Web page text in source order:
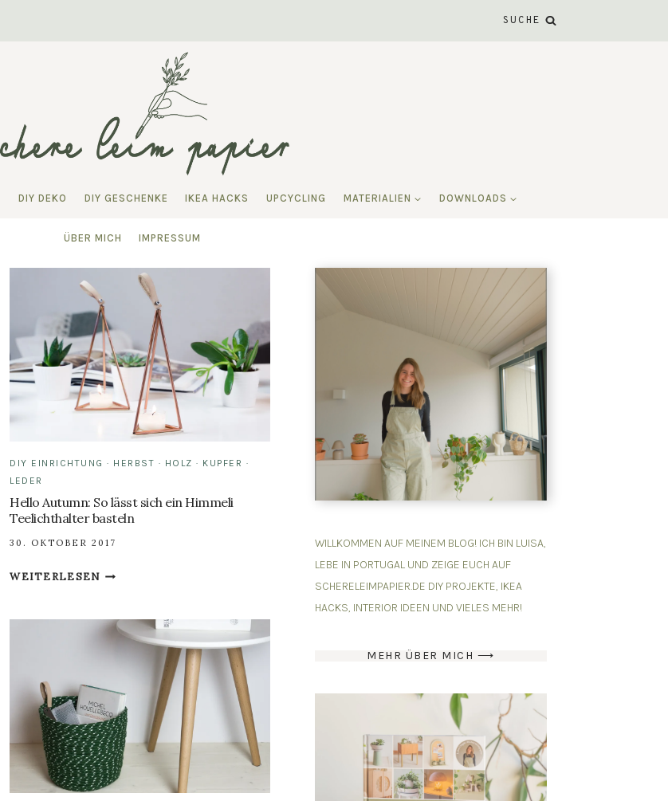
SUCHE
DIY DEKO DIY GESCHENKE IKEA HACKS UPCYCLING MATERIALIEN DOWNLOADS
ÜBER MICH IMPRESSUM
DIY EINRICHTUNG · HERBST · HOLZ · KUPFER ·
LEDER
Hello Autumn: So lässt sich ein Himmeli
Teelichthalter basteln
30. OKTOBER 2017
WEITERLESENHELLO
LÄSST
SICH
HIMMELI
TEELICHTHALTER
BASTELN
WILLKOMMEN AUF MEINEM BLOG! ICH BIN LUISA,
LEBE IN PORTUGAL UND ZEIGE EUCH AUF
SCHERELEIMPAPIER.DE DIY PROJEKTE, IKEA
HACKS, INTERIOR IDEEN UND VIELES MEHR!
MEHR ÜBER MICH ⟶